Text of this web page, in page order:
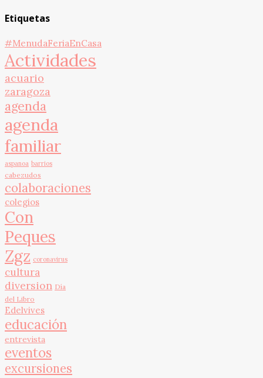
Etiquetas
#MenudaFeriaEnCasa
Actividades
acuario
zaragoza
agenda
agenda
familiar
aspanoa barrios
cabezudos
colaboraciones
colegios
Con
Peques
Zgz coronavirus
cultura
diversion Día
del Libro
Edelvives
educación
entrevista
eventos
excursiones